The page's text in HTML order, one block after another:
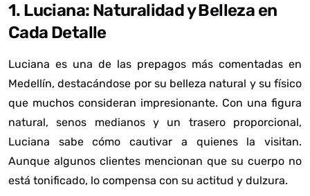
1. Luciana: Naturalidad y Belleza en
Cada Detalle
Luciana es una de las prepagos más comentadas en
Medellín, destacándose por su belleza natural y su físico
que muchos consideran impresionante. Con una figura
natural, senos medianos y un trasero proporcional,
Luciana sabe cómo cautivar a quienes la visitan.
Aunque algunos clientes mencionan que su cuerpo no
está tonificado, lo compensa con su actitud y dulzura.